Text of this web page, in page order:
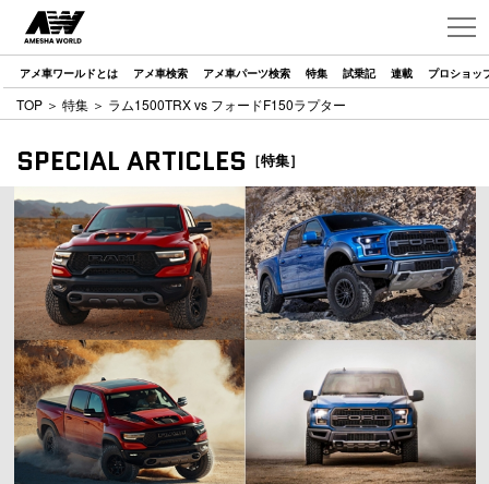
アメ車ワールドとは アメ車検索 アメ車パーツ検索 特集 試乗記 連載 プロショッ
TOP ＞ 特集 ＞ ラム1500TRX vs フォードF150ラプター
SPECIAL ARTICLES ［特集］